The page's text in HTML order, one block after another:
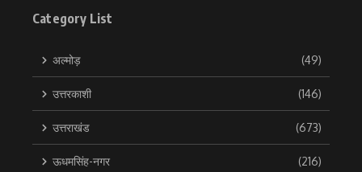
Category List
अल्मोड़ (49)
उत्तरकाशी (146)
उत्तराखंड (673)
ऊधमसिंह-नगर (216)